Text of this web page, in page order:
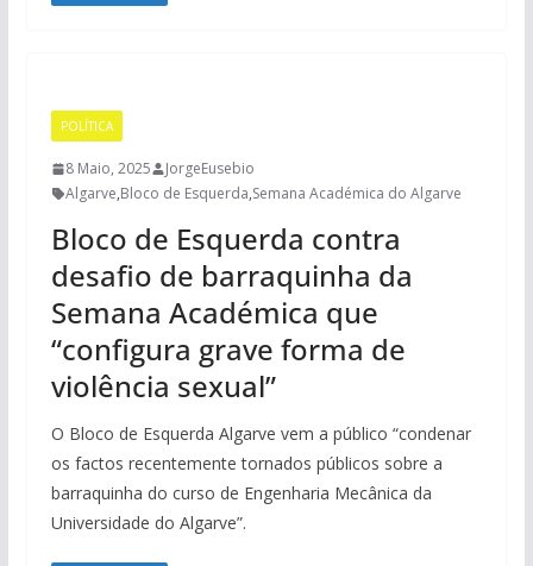
POLÍTICA
8 Maio, 2025
JorgeEusebio
Algarve,Bloco de Esquerda,Semana Académica do Algarve
Bloco de Esquerda contra
desafio de barraquinha da
Semana Académica que
“configura grave forma de
violência sexual”
O Bloco de Esquerda Algarve vem a público “condenar
os factos recentemente tornados públicos sobre a
barraquinha do curso de Engenharia Mecânica da
Universidade do Algarve”.